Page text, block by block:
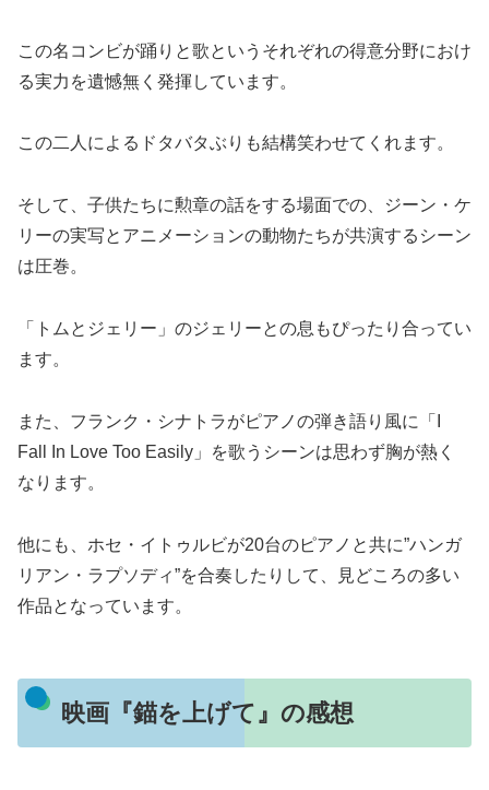
この名コンビが踊りと歌というそれぞれの得意分野におけ
る実力を遺憾無く発揮しています。
この二人によるドタバタぶりも結構笑わせてくれます。
そして、子供たちに勲章の話をする場面での、ジーン・ケ
リーの実写とアニメーションの動物たちが共演するシーン
は圧巻。
「トムとジェリー」のジェリーとの息もぴったり合ってい
ます。
また、フランク・シナトラがピアノの弾き語り風に「I
Fall In Love Too Easily」を歌うシーンは思わず胸が熱く
なります。
他にも、ホセ・イトゥルビが20台のピアノと共に”ハンガ
リアン・ラプソディ”を合奏したりして、見どころの多い
作品となっています。
映画『錨を上げて』の感想